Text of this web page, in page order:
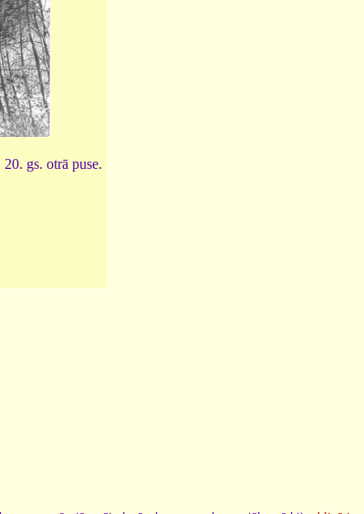
20. gs. otrā puse.